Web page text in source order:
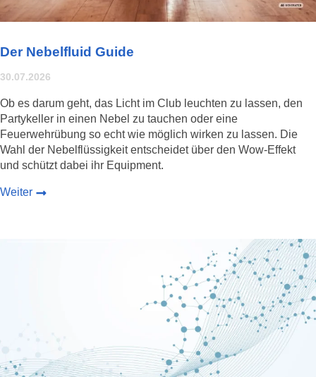
Der Nebelfluid Guide
30.07.2026
Ob es darum geht, das Licht im Club leuchten zu lassen, den
Partykeller in einen Nebel zu tauchen oder eine
Feuerwehrübung so echt wie möglich wirken zu lassen. Die
Wahl der Nebelflüssigkeit entscheidet über den Wow-Effekt
und schützt dabei ihr Equipment.
Weiter